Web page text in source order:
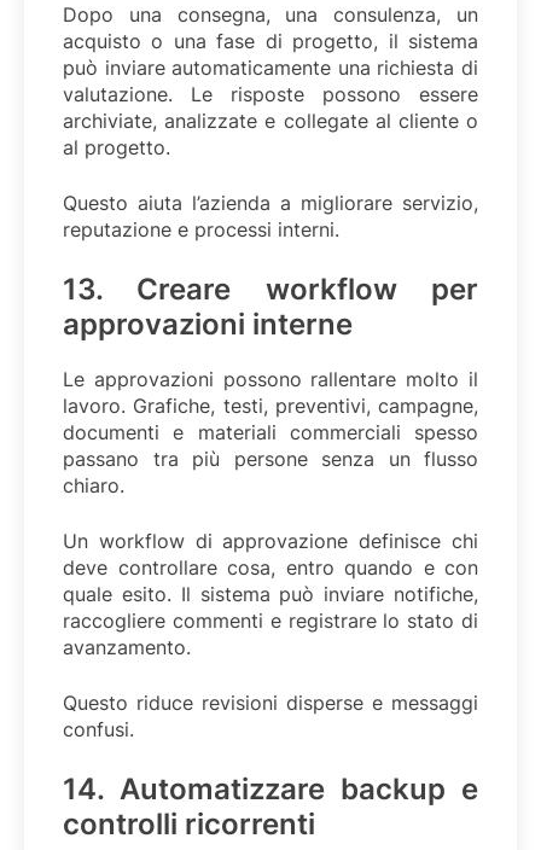
Dopo una consegna, una consulenza, un
acquisto o una fase di progetto, il sistema
può inviare automaticamente una richiesta di
valutazione. Le risposte possono essere
archiviate, analizzate e collegate al cliente o
al progetto.
Questo aiuta l’azienda a migliorare servizio,
reputazione e processi interni.
13. Creare workflow per
approvazioni interne
Le approvazioni possono rallentare molto il
lavoro. Grafiche, testi, preventivi, campagne,
documenti e materiali commerciali spesso
passano tra più persone senza un flusso
chiaro.
Un workflow di approvazione definisce chi
deve controllare cosa, entro quando e con
quale esito. Il sistema può inviare notifiche,
raccogliere commenti e registrare lo stato di
avanzamento.
Questo riduce revisioni disperse e messaggi
confusi.
14. Automatizzare backup e
controlli ricorrenti